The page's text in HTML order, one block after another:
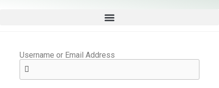
Username or Email Address